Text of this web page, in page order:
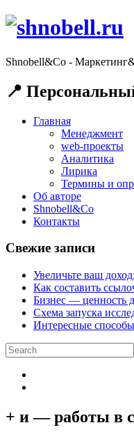
Shnobell&Co -
📍
Главная
Менеджмент
web-проекты
Аналитика
Лирика
Термины и
Об авторе
Shnobell&Co
Контакты
Свежие записи
Увеличьте ваш
Как составить
Бизнес — ценность
Схема запуска
Интересные
+ и — работы в